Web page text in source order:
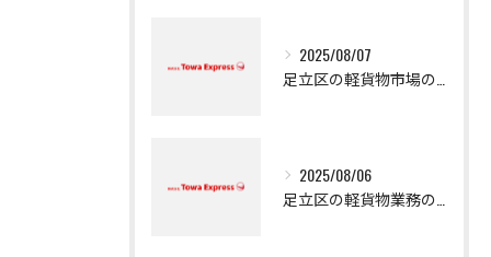
2025/08/07
2025/08/06